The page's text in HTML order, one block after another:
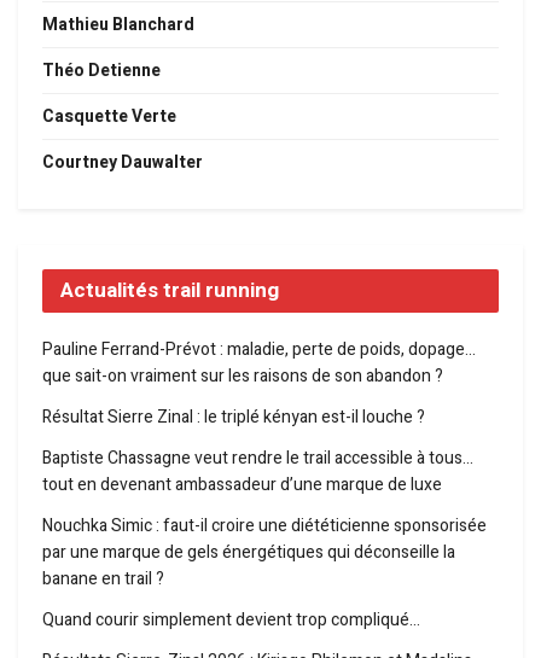
Mathieu Blanchard
Théo Detienne
Casquette Verte
Courtney Dauwalter
Actualités trail running
Pauline Ferrand-Prévot : maladie, perte de poids, dopage…
que sait-on vraiment sur les raisons de son abandon ?
Résultat Sierre Zinal : le triplé kényan est-il louche ?
Baptiste Chassagne veut rendre le trail accessible à tous…
tout en devenant ambassadeur d’une marque de luxe
Nouchka Simic : faut-il croire une diététicienne sponsorisée
par une marque de gels énergétiques qui déconseille la
banane en trail ?
Quand courir simplement devient trop compliqué…